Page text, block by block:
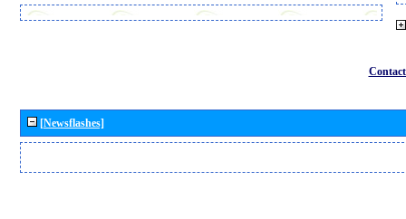
[Newsflashes]